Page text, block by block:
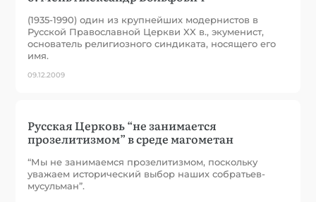
(1935-1990) один из крупнейших модернистов в
Русской Православной Церкви XX в., экуменист,
основатель религиозного синдиката, носящего его
имя.
09.12.2009
Русская Церковь “не занимается
прозелитизмом” в среде магометан
“Мы не занимаемся прозелитизмом, поскольку
уважаем исторический выбор наших собратьев-
мусульман”.